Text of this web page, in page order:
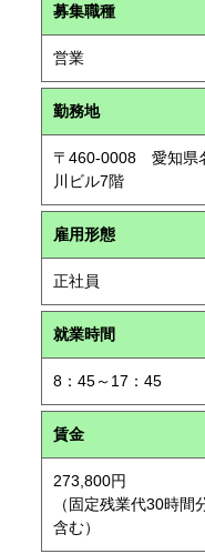
募集職種
営業
勤務地
〒460-0008 愛知県
川ビル7階
雇用形態
正社員
就業時間
8：45～17：45
賃金
273,800円
（固定残業代30時
含む）